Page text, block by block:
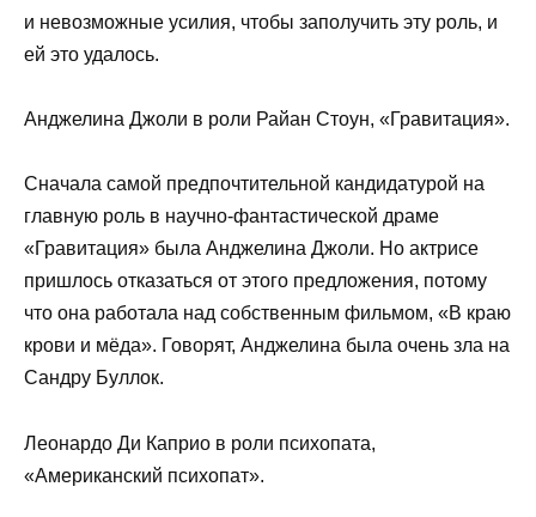
и невозможные усилия, чтобы заполучить эту роль, и
ей это удалось.
Анджелина Джоли в роли Райан Стоун, «Гравитация».
Сначала самой предпочтительной кандидатурой на
главную роль в научно-фантастической драме
«Гравитация» была Анджелина Джоли. Но актрисе
пришлось отказаться от этого предложения, потому
что она работала над собственным фильмом, «В краю
крови и мёда». Говорят, Анджелина была очень зла на
Сандру Буллок.
Леонардо Ди Каприо в роли психопата,
«Американский психопат».